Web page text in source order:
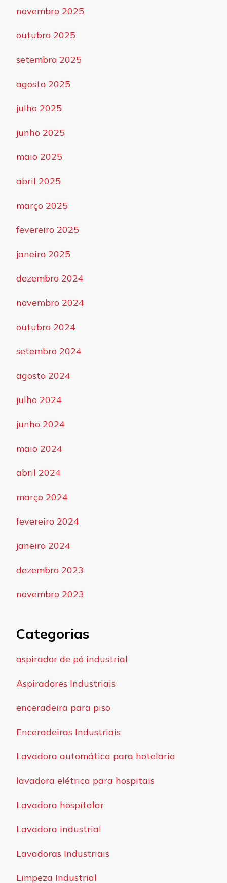
novembro 2025
outubro 2025
setembro 2025
agosto 2025
julho 2025
junho 2025
maio 2025
abril 2025
março 2025
fevereiro 2025
janeiro 2025
dezembro 2024
novembro 2024
outubro 2024
setembro 2024
agosto 2024
julho 2024
junho 2024
maio 2024
abril 2024
março 2024
fevereiro 2024
janeiro 2024
dezembro 2023
novembro 2023
Categorias
aspirador de pó industrial
Aspiradores Industriais
enceradeira para piso
Enceradeiras Industriais
Lavadora automática para hotelaria
lavadora elétrica para hospitais
Lavadora hospitalar
Lavadora industrial
Lavadoras Industriais
Limpeza Industrial